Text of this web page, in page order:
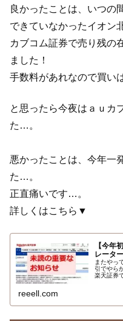
良かったことは、いつの
できていなかったイオン
カブコム証券で売り残の
ました！
手数料があれなので買い
と思ったら今夜はａｕカ
た…。
悪かったことは、今年一
た…。
正直痛いです…。
詳しくはこちら▼
【今年
レータ
またやっ
引でやら
楽天証券
reeell.com